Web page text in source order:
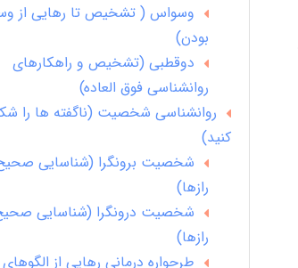
وسواس ( تشخیص تا رهایی از
بودن)
دوقطبی (تشخیص و راهکارهای
روانشناسی فوق العاده)
روانشناسی شخصیت (ناگفته ها را
کنید)
شخصیت برونگرا (شناسایی
رازها)
شخصیت درونگرا (شناسایی
رازها)
طرحواره درمانی رهایی از